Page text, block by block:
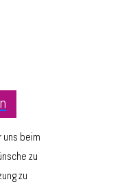
uns beim
zu
zu